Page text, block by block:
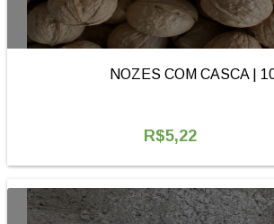
NOZES COM CASCA |
R$5,22